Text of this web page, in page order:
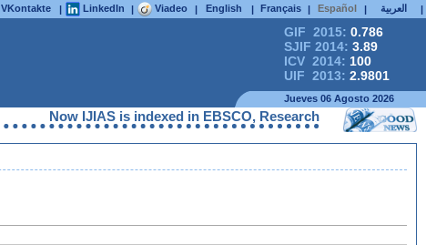
VKontakte | LinkedIn | Viadeo | English | Français | Español | العربية |
GIF 2015: 0.786
SJIF 2014: 3.89
ICV 2014: 100
UIF 2013: 2.9801
Jueves 06 Agosto 2026
Now IJIAS is indexed in EBSCO, ResearchGate,